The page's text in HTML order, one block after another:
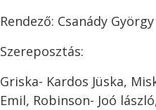
Rendező: Csanády György
Szereposztás:
Griska- Kardos Jüska,
Emil, Robinson- Joó